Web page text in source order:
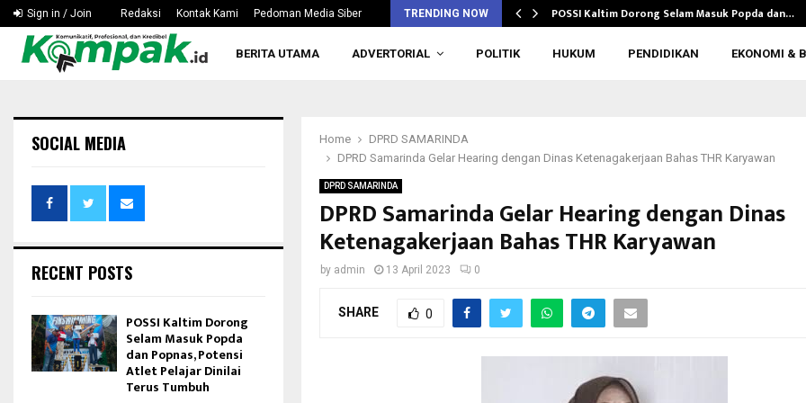
Sign in / Join Redaksi Kontak Kami Pedoman Media Siber TRENDING NOW
Silaturahmi ke Rusdiansyah Aras, KONI Kaltim Bahas… POSSI Kaltim Dorong Selam Masuk Popda dan…
BERITA UTAMA ADVERTORIAL POLITIK HUKUM PENDIDIKAN EKONOMI &
Home
DPRD SAMARINDA
DPRD Samarinda Gelar Hearing dengan Dinas Ketenagakerjaan Bahas THR Karyawan
DPRD SAMARINDA
DPRD Samarinda Gelar Hearing dengan Dinas
Ketenagakerjaan Bahas THR Karyawan
by admin 13 April 2023 0
SHARE 0
SOCIAL MEDIA
RECENT POSTS
POSSI Kaltim Dorong
Selam Masuk Popda
dan Popnas, Potensi
Atlet Pelajar Dinilai
Terus Tumbuh